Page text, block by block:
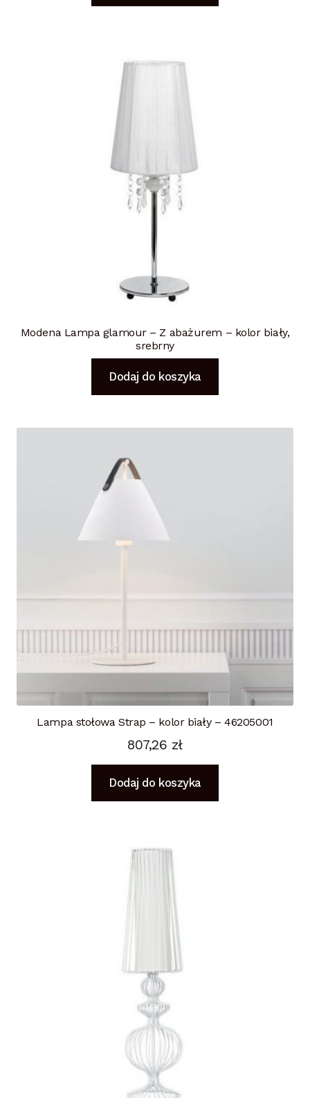
Modena Lampa glamour – Z abażurem – kolor biały,
srebrny
Dodaj do koszyka
Lampa stołowa Strap – kolor biały – 46205001
807,26 zł
Dodaj do koszyka